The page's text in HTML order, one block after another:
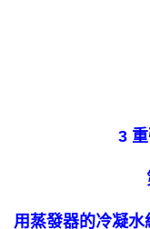
3
用蒸發器的冷凝